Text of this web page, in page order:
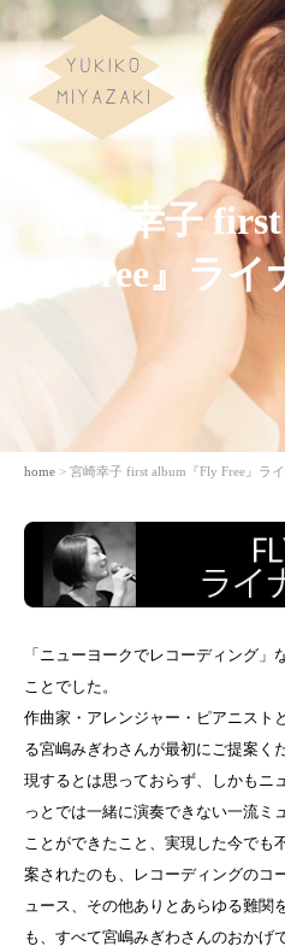
宮崎幸子
Free』ラ
home > 宮崎幸子 first album『Fly Free』ラ
「ニューヨークでレコーディング
ことでした。
作曲家・アレンジャー・ピアニスト
る宮嶋みぎわさんが最初にご提案く
現するとは思っておらず、しかもニ
っとでは⼀緒に演奏できない⼀流ミ
ことができたこと、実現した今でも
案されたのも、レコーディングのコ
ュース、その他ありとあらゆる難関
も、すべて宮嶋みぎわさんのおかげ